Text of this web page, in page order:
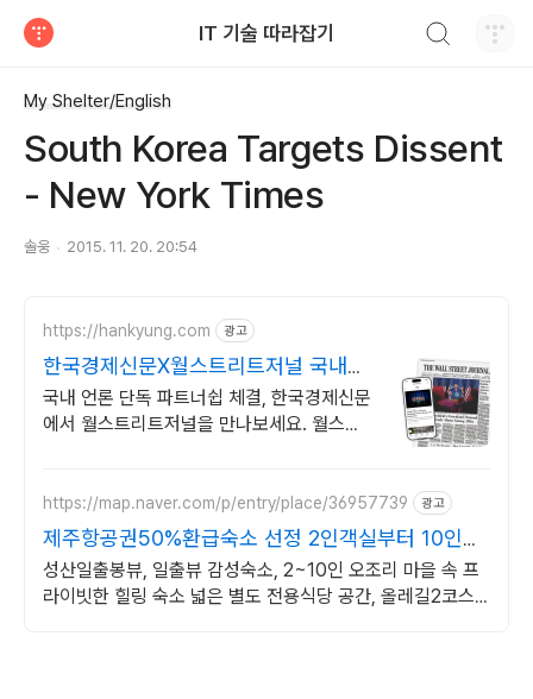
IT 기술 따라잡기
My Shelter/English
South Korea Targets Dissent
- New York Times
솔웅 2015. 11. 20. 20:54
https://hankyung.com 광고
한국경제신문X월스트리트저널 국내외
경제소식을 한눈에
국내 언론 단독 파트너쉽 체결, 한국경제신문
에서 월스트리트저널을 만나보세요. 월스트
https://map.naver.com/p/entry/place/36957739 광고
제주항공권50%환급숙소 선정 2인객실부터 10인객
실 구성
성산일출봉뷰, 일출뷰 감성숙소, 2~10인 오조리 마을 속 프
라이빗한 힐링 숙소 넓은 별도 전용식당 공간, 올레길2코스